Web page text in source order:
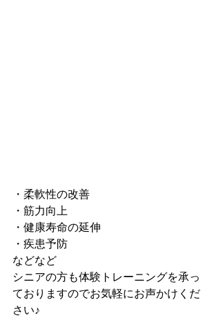
・柔軟性の改善
・筋力向上
・健康寿命の延伸
・疾患予防
などなど
シニアの方も体験トレーニングを承っ
ておりますのでお気軽にお声かけくだ
さい♪